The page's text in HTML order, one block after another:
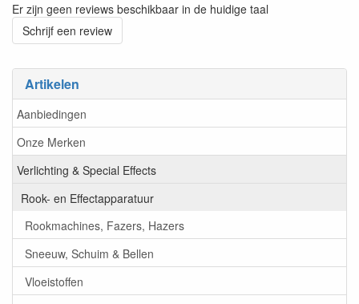
Artikelen
Aanbiedingen
Onze Merken
Verlichting & Special Effects
Rook- en Effectapparatuur
Rookmachines, Fazers, Hazers
Sneeuw, Schuim & Bellen
Vloeistoffen
Er zijn geen reviews beschikbaar in de huidige taal
Schrijf een review